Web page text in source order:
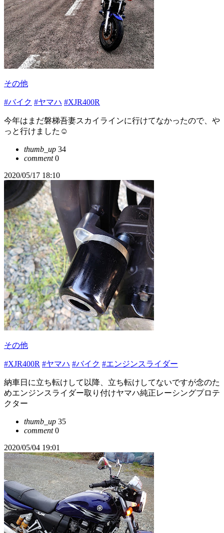
その他
#バイク #ヤマハ #XJR400R
今年はまだ磐梯吾妻スカイラインに行けてなかったので、や
っと行けました☺️
thumb_up 34
comment0
2020/05/17 18:10
その他
#XJR400R #ヤマハ #バイク #エンジンスライダー
納車日に立ち転けして以降、立ち転けしてないですが念のた
めエンジンスライダー取り付けヤマハ純正レーシングプロテ
クター
thumb_up 35
comment0
2020/05/04 19:01